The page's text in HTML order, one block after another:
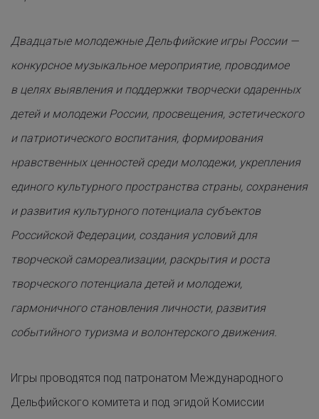
Двадцатые молодежные Дельфийские игры России —
конкурсное музыкальное мероприятие, проводимое
в целях выявления и поддержки творчески одаренных
детей и молодежи России, просвещения, эстетического
и патриотического воспитания, формирования
нравственных ценностей среди молодежи, укрепления
единого культурного пространства страны, сохранения
и развития культурного потенциала субъектов
Российской Федерации, создания условий для
творческой самореализации, раскрытия и роста
творческого потенциала детей и молодежи,
гармоничного становления личности, развития
событийного туризма и волонтерского движения.
Игры проводятся под патронатом Международного
Дельфийского комитета и под эгидой Комиссии